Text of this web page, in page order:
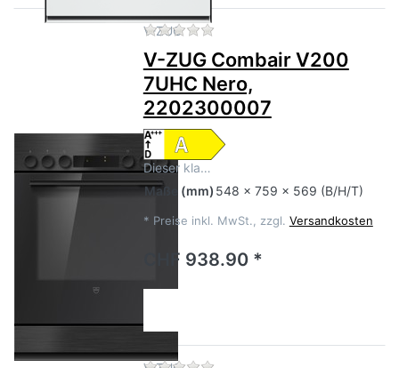
V-ZUG Zu diesem Produkt liegen
V-ZUG Combair V200
7UHC Nero,
2202300007
Dieser kla…
Maße (mm) 548 x 759 x 569 (B/H/T)
* Preise inkl. MwSt., zzgl. Versandkosten
CHF 938.90 *